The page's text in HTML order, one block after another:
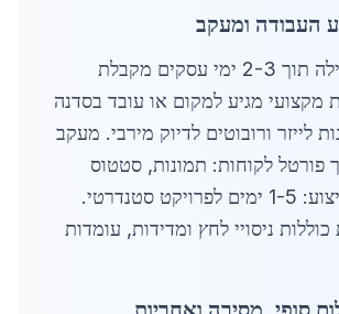
העבודה מתחילה תוך 2-3 ימי עסקים מקבלת
מקצועי מגיע למקום או עובד בסדנה
לייזר ורובוטים לדיוק מירבי. מעקב
פורטל לקוחות: תמונות, סטטוס
ודוחות. זמן ביצוע: 1-5 ימים לפרויקט סטנדרטי.
ניסויי לחץ ומדידות, עומדות